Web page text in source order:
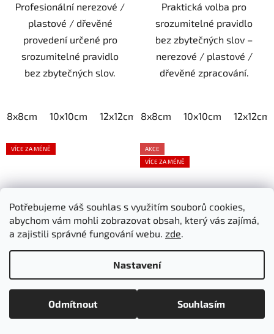
Potřebujeme váš souhlas s využitím souborů cookies,
abychom vám mohli zobrazovat obsah, který vás zajímá,
a zajistili správné fungování webu. zde.
Nastavení
Odmítnout Souhlasím
Profesionální nerezové /
plastové / dřevěné
provedení určené pro
srozumitelné pravidlo
bez zbytečných slov.
8x8cm 10x10cm 12x12cm 15x15cm 20x20cm
Praktická volba pro
srozumitelné pravidlo
bez zbytečných slov –
nerezové / plastové /
dřevěné zpracování.
8x8cm 10x10cm 12x12cm
VÍCE ZA MÉNĚ
Cedule privát zákaz
Skladem
od 139,34 Kč bez DPH
od168,60 Kč
AKCE
VÍCE ZA MÉNĚ
Cedule private
Skladem
od 139,34 Kč bez DPH
od168,60 Kč